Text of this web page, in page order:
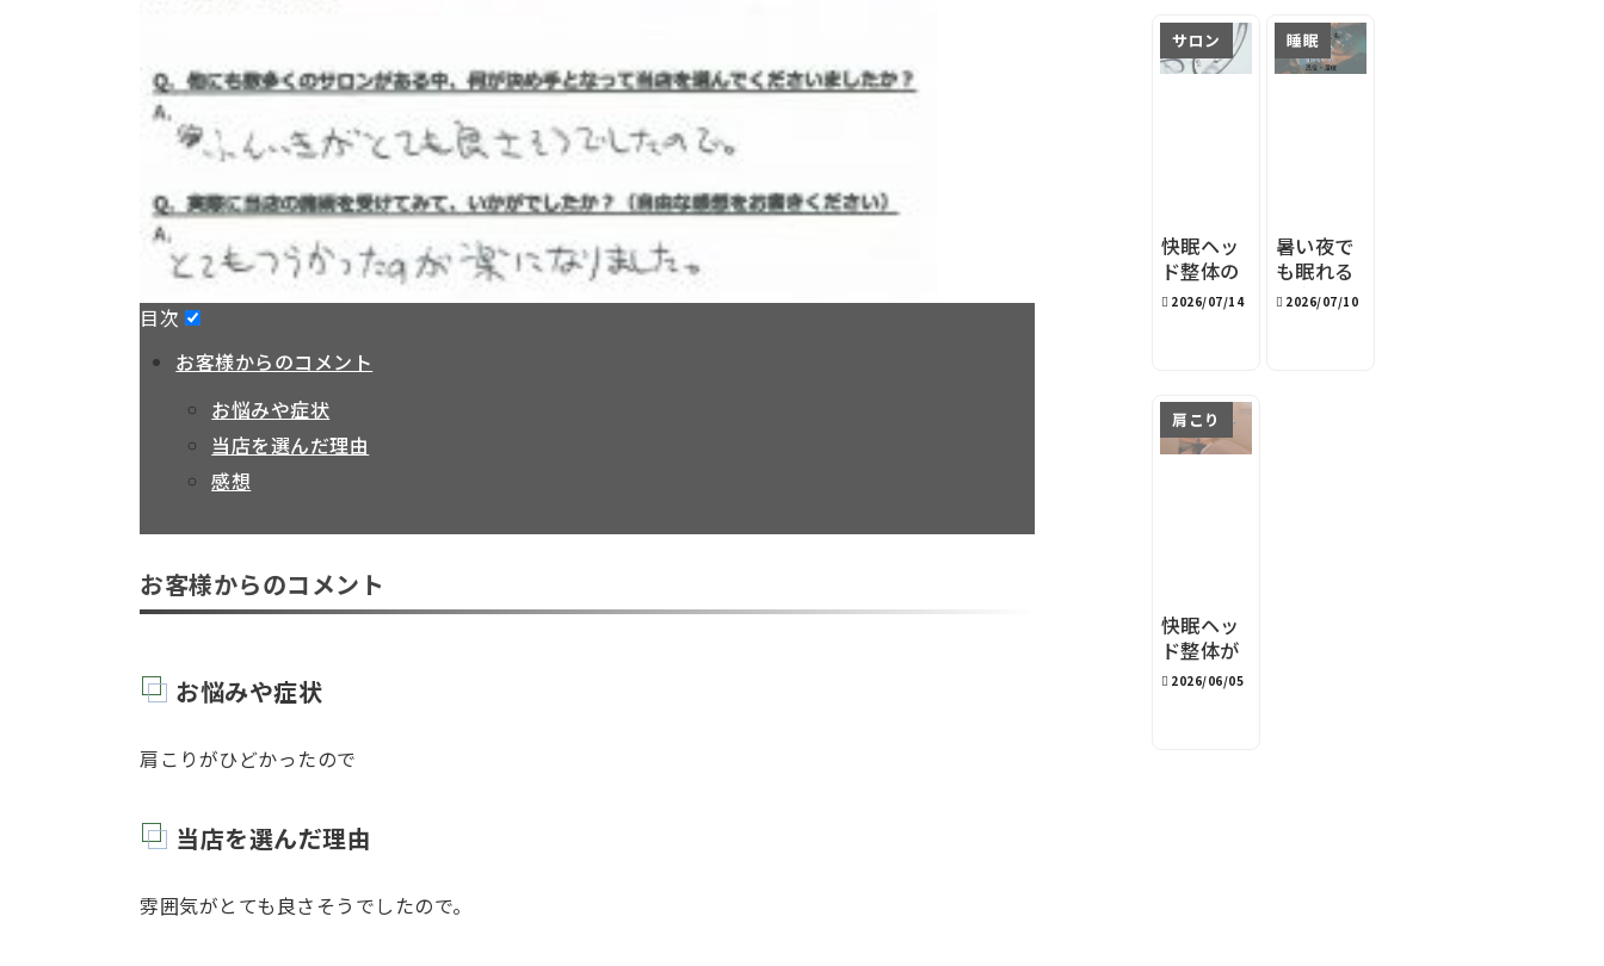
目次
お客様からのコメント
お悩みや症状
当店を選んだ理由
感想
お客様からのコメント
お悩みや症状
肩こりがひどかったので
当店を選んだ理由
雰囲気がとても良さそうでしたので。
スston s
サロン
快眠ヘッ
ド整体の
『目安時
2026/07/14
睡眠
暑い夜で
も眠れる
寝室環境
2026/07/10
肩こり
快眠ヘッ
ド整体が
100分の
2026/06/05